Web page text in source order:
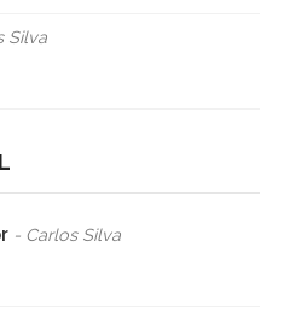
Silva
- Carlos Silva